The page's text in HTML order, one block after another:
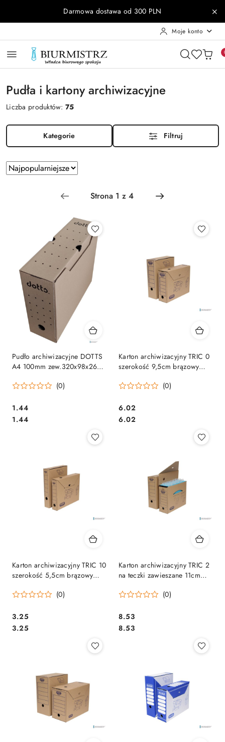
Przejdź do treści głównej
Przejdź do wyszukiwarki
Przejdź do moje konto
Przejdź do menu głównego
Przejdź do stopkiDarmowa dostawa od 300 PLN
Moje konto
Pudła i kartony archiwizacyjne
Liczba produktów:75
Kategorie Filtruj
Zastosowano
sortowanie:
Najpopularniejsze.
Sortuj
według
Pudło archiwizacyjne DOTTS
A4 100mm zew.320x98x260
(0)
Cena:
1.44
Cena:
1.44
Karton archiwizacyjny TRIC 0
szerokość 9,5cm brązowy
(0)
Cena:
6.02
Cena:
6.02
Karton archiwizacyjny TRIC 10
szerokość 5,5cm brązowy
(0)
Cena:
3.25
Cena:
3.25
Karton archiwizacyjny TRIC 2
na teczki zawieszane 11cm
(0)
Cena:
8.53
Cena:
8.53